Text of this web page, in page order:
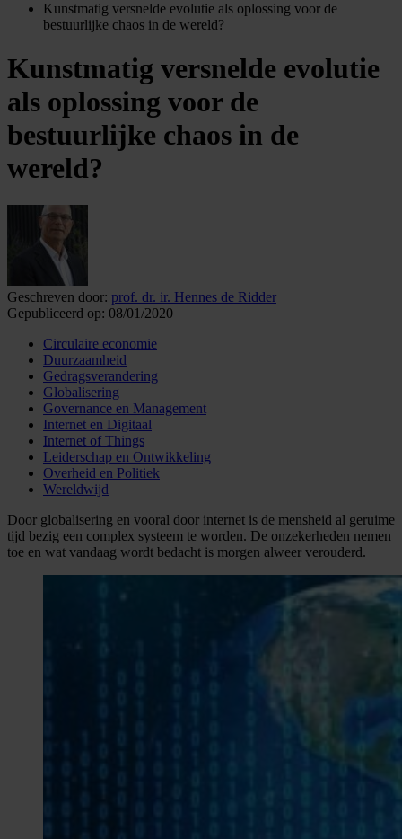
Kunstmatig versnelde evolutie als oplossing voor de
bestuurlijke chaos in de wereld?
Kunstmatig versnelde evolutie
als oplossing voor de
bestuurlijke chaos in de
wereld?
Geschreven door: prof. dr. ir. Hennes de Ridder
Gepubliceerd op: 08/01/2020
Circulaire economie
Duurzaamheid
Gedragsverandering
Globalisering
Governance en Management
Internet en Digitaal
Internet of Things
Leiderschap en Ontwikkeling
Overheid en Politiek
Wereldwijd
Door globalisering en vooral door internet is de mensheid al geruime
tijd bezig een complex systeem te worden. De onzekerheden nemen
toe en wat vandaag wordt bedacht is morgen alweer verouderd.